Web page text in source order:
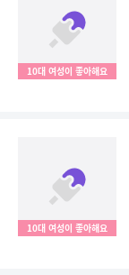
10대 여성이 좋아해요
10대 여성이 좋아해요